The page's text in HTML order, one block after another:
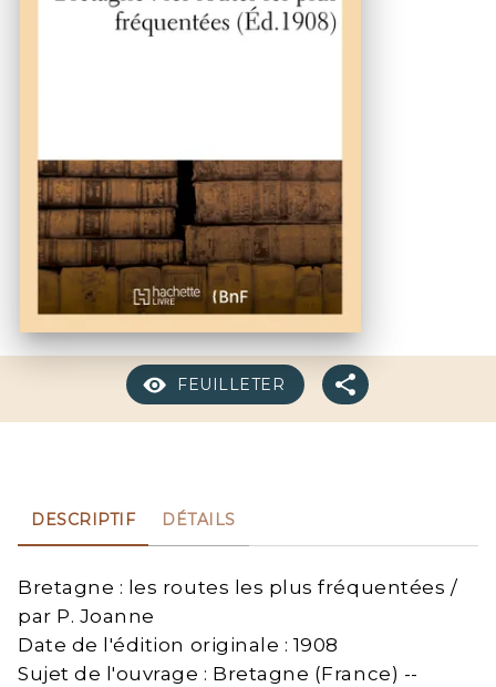
FEUILLETER
DESCRIPTIF DÉTAILS
Bretagne : les routes les plus fréquentées /
par P. Joanne
Date de l'édition originale : 1908
Sujet de l'ouvrage : Bretagne (France) --